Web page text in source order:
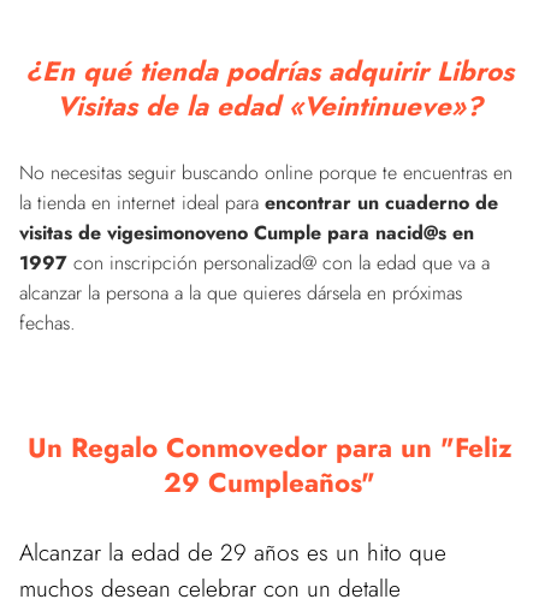
¿En qué tienda podrías adquirir Libros
Visitas de la edad «Veintinueve»?
No necesitas seguir buscando online porque te encuentras en
la tienda en internet ideal para encontrar un cuaderno de
visitas de vigesimonoveno Cumple para nacid@s en
1997 con inscripción personalizad@ con la edad que va a
alcanzar la persona a la que quieres dársela en próximas
fechas.
Un Regalo Conmovedor para un "Feliz
29 Cumpleaños"
Alcanzar la edad de 29 años es un hito que
muchos desean celebrar con un detalle